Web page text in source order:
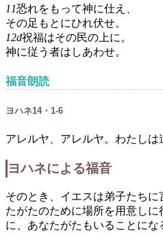
11恐れをもって神に仕え、
その足もとにひれ伏せ。
12d祝福はその民の上に。
神に従う者はしあわせ。
福音朗読
ヨハネ14・1-6
アレルヤ、アレルヤ。わたし
ヨハネによる福音
そのとき、イエスは弟子たちに
たがたのために場所を用意しに
に、あなたがたもいることにな